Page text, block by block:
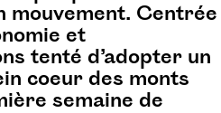
mouvement. Centrée
et
tenté d’adopter un
coeur des monts
semaine de